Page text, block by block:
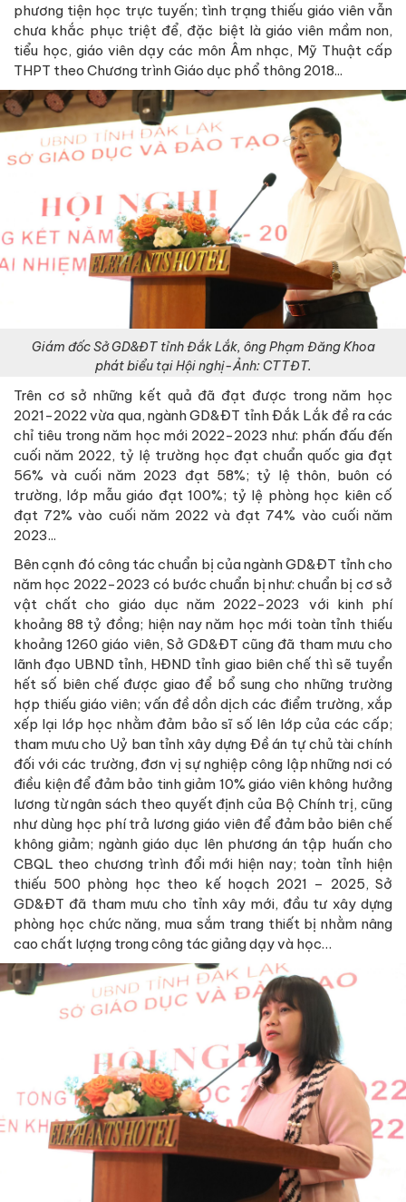
phương tiện học trực tuyến; tình trạng thiếu giáo viên vẫn
chưa khắc phục triệt để, đặc biệt là giáo viên mầm non,
tiểu học, giáo viên dạy các môn Âm nhạc, Mỹ Thuật cấp
THPT theo Chương trình Giáo dục phổ thông 2018...
Giám đốc Sở GD&ĐT tỉnh Đắk Lắk, ông Phạm Đăng Khoa
phát biểu tại Hội nghị-Ảnh: CTTĐT.
Trên cơ sở những kết quả đã đạt được trong năm học
2021-2022 vừa qua, ngành GD&ĐT tỉnh Đắk Lắk đề ra các
chỉ tiêu trong năm học mới 2022-2023 như: phấn đấu đến
cuối năm 2022, tỷ lệ trường học đạt chuẩn quốc gia đạt
56% và cuối năm 2023 đạt 58%; tỷ lệ thôn, buôn có
trường, lớp mẫu giáo đạt 100%; tỷ lệ phòng học kiên cố
đạt 72% vào cuối năm 2022 và đạt 74% vào cuối năm
2023...
Bên cạnh đó công tác chuẩn bị của ngành GD&ĐT tỉnh cho
năm học 2022-2023 có bước chuẩn bị như: chuẩn bị cơ sở
vật chất cho giáo dục năm 2022-2023 với kinh phí
khoảng 88 tỷ đồng; hiện nay năm học mới toàn tỉnh thiếu
khoảng 1260 giáo viên, Sở GD&ĐT cũng đã tham mưu cho
lãnh đạo UBND tỉnh, HĐND tỉnh giao biên chế thì sẽ tuyển
hết số biên chế được giao để bổ sung cho những trường
hợp thiếu giáo viên; vấn đề dồn dịch các điểm trường, xắp
xếp lại lớp học nhằm đảm bảo sĩ số lên lớp của các cấp;
tham mưu cho Uỷ ban tỉnh xây dựng Đề án tự chủ tài chính
đối với các trường, đơn vị sự nghiệp công lập những nơi có
điều kiện để đảm bảo tinh giảm 10% giáo viên không hưởng
lương từ ngân sách theo quyết định của Bộ Chính trị, cũng
như dùng học phí trả lương giáo viên để đảm bảo biên chế
không giảm; ngành giáo dục lên phương án tập huấn cho
CBQL theo chương trình đổi mới hiện nay; toàn tỉnh hiện
thiếu 500 phòng học theo kế hoạch 2021 – 2025, Sở
GD&ĐT đã tham mưu cho tỉnh xây mới, đầu tư xây dựng
phòng học chức năng, mua sắm trang thiết bị nhằm nâng
cao chất lượng trong công tác giảng dạy và học…